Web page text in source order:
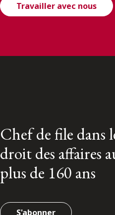
Travailler avec nous
droit des affaires
plus de 160 ans
S'abonner